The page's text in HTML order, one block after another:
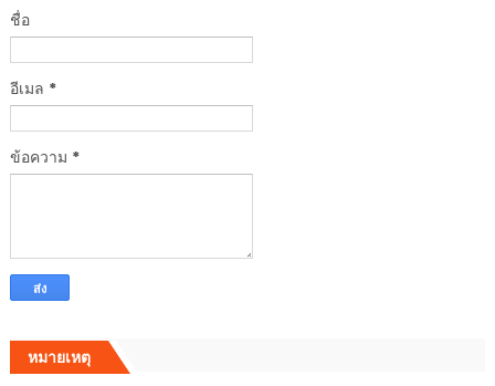
ชื่อ
อีเมล *
ข้อความ *
หมายเหตุ